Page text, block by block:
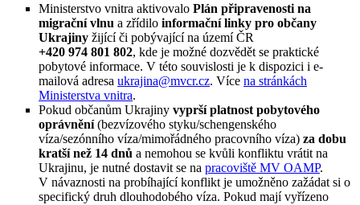
Ministerstvo vnitra aktivovalo Plán připravenosti na
migrační vlnu a zřídilo informační linky pro občany
Ukrajiny žijící či pobývající na území ČR
+420 974 801 802, kde je možné dozvědět se praktické
pobytové informace. V této souvislosti je k dispozici i e-
mailová adresa ukrajina@mvcr.cz. Více na stránkách
Ministerstva vnitra.
Pokud občanům Ukrajiny vyprší platnost pobytového
oprávnění(bezvízového styku/schengenského
víza/sezónního víza/mimořádného pracovního víza) za dobu
kratší než 14 dnů a nemohou se kvůli konfliktu vrátit na
Ukrajinu, je nutné dostavit se na pracoviště MV OAMP.
V návaznosti na probíhající konflikt je umožněno zažádat si o
specifický druh dlouhodobého víza. Pokud mají vyřízeno